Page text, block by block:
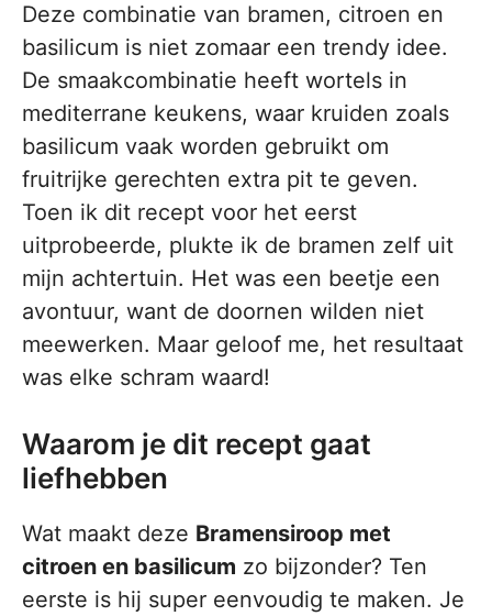
Deze combinatie van bramen, citroen en
basilicum is niet zomaar een trendy idee.
De smaakcombinatie heeft wortels in
mediterrane keukens, waar kruiden zoals
basilicum vaak worden gebruikt om
fruitrijke gerechten extra pit te geven.
Toen ik dit recept voor het eerst
uitprobeerde, plukte ik de bramen zelf uit
mijn achtertuin. Het was een beetje een
avontuur, want de doornen wilden niet
meewerken. Maar geloof me, het resultaat
was elke schram waard!
Waarom je dit recept gaat
liefhebben
Wat maakt deze Bramensiroop met
citroen en basilicum zo bijzonder? Ten
eerste is hij super eenvoudig te maken. Je